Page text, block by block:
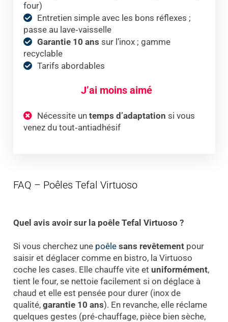
four)
Entretien simple avec les bons réflexes ;
passe au lave‑vaisselle
Garantie 10 ans sur l’inox ; gamme
recyclable
Tarifs abordables
J’ai moins aimé
Nécessite un temps d’adaptation si vous
venez du tout‑antiadhésif
FAQ – Poêles Tefal Virtuoso
Quel avis avoir sur la poêle Tefal Virtuoso ?
Si vous cherchez une poêle sans revêtementpour
saisir et déglacer comme en bistro, la Virtuoso
coche les cases. Elle chauffe vite et uniformément,
tient le four, se nettoie facilement si on déglace à
chaud et elle est pensée pour durer (inox de
qualité, garantie 10 ans). En revanche, elle réclame
quelques gestes (pré‑chauffage, pièce bien sèche,